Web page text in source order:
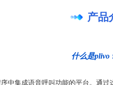
产品
什么是plivo
中集成语音呼叫功能的平台。通